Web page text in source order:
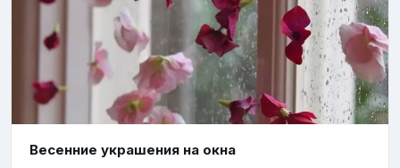
Весенние украшения на окна